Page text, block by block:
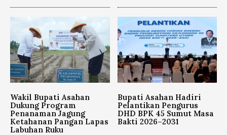
Wakil Bupati Asahan
Dukung Program
Penanaman Jagung
Ketahanan Pangan Lapas
Labuhan Ruku
Bupati Asahan Hadiri
Pelantikan Pengurus
DHD BPK 45 Sumut Masa
Bakti 2026–2031